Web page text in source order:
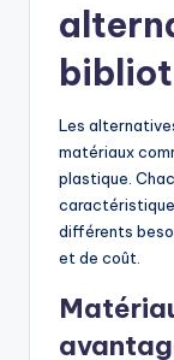
Les
matériaux
plastique.
différents
et de coût.